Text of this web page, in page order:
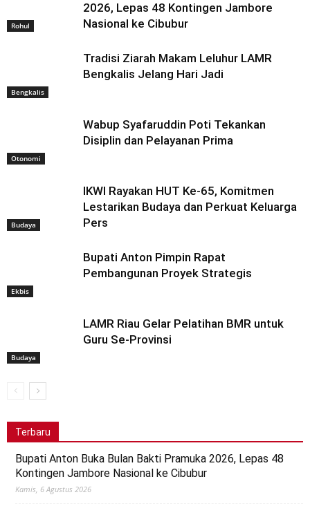
Rohul
2026, Lepas 48 Kontingen Jambore
Nasional ke Cibubur
Bengkalis
Tradisi Ziarah Makam Leluhur LAMR
Bengkalis Jelang Hari Jadi
Otonomi
Wabup Syafaruddin Poti Tekankan
Disiplin dan Pelayanan Prima
Budaya
IKWI Rayakan HUT Ke-65, Komitmen
Lestarikan Budaya dan Perkuat Keluarga
Pers
Ekbis
Bupati Anton Pimpin Rapat
Pembangunan Proyek Strategis
Budaya
LAMR Riau Gelar Pelatihan BMR untuk
Guru Se-Provinsi
Terbaru
Bupati Anton Buka Bulan Bakti Pramuka 2026, Lepas 48
Kontingen Jambore Nasional ke Cibubur
Kamis, 6 Agustus 2026